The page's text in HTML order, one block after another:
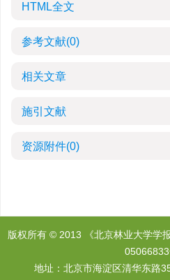
HTML全文
参考文献(0)
相关文章
施引文献
资源附件(0)
版权所有 © 2013 《北京林业大学学
05066833
地址：北京市海淀区清华东路